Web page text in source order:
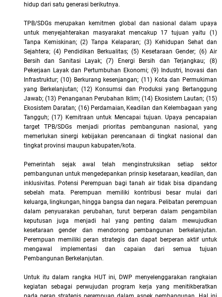
hidup dari satu generasi berikutnya.
TPB/SDGs merupakan kemitmen global dan nasional dalam upaya
untuk menyejahterakan masyarakat mencakup 17 tujuan yaitu (1)
Tanpa Kemiskinan; (2) Tanpa Kelaparan; (3) Kehidupan Sehat dan
Sejahtera; (4) Pendidikan Berkualitas; (5) Kesetaraan Gender; (6) Air
Bersih dan Sanitasi Layak; (7) Energi Bersih dan Terjangkau; (8)
Pekerjaan Layak dan Pertumbuhan Ekonomi; (9) Industri, Inovasi dan
Infrastruktur; (10) Berkurang kesenjangan; (11) Kota dan Permukiman
yang Berkelanjutan; (12) Konsumsi dan Produksi yang Bertanggung
Jawab; (13) Penanganan Perubahan Iklim; (14) Ekosistem Lautan; (15)
Ekosistem Daratan; (16) Perdamaian, Keadilan dan Kelembagaan yang
Tangguh; (17) Kemitraan untuk Mencapai tujuan. Upaya pencapaian
target TPB/SDGs menjadi prioritas pembangunan nasional, yang
memerlukan sinergi kebijakan perencanaan di tingkat nasional dan
tingkat provinsi maupun kabupaten/kota.
Pemerintah sejak awal telah menginstruksikan setiap sektor
pembangunan untuk mengedepankan prinsip kesetaraan, keadilan, dan
inklusivitas. Potensi Perempuan bagi tanah air tidak bisa dipandang
sebelah mata. Perempuan memiliki kontribusi besar mulai dari
keluarga, lingkungan, hingga bangsa dan negara. Pelibatan perempuan
dalam penyuarakan perubahan, turut berperan dalam pengambilan
keputusan juga menjadi hal yang penting dalam mewujudkan
kesetaraan gender dan mendorong pembangunan berkelanjutan.
Perempuan memiliki peran strategis dan dapat berperan aktif untuk
mengawal implementasi dan capaian dari semua tujuan
Pembangunan Berkelanjutan.
Untuk itu dalam rangka HUT ini, DWP menyelenggarakan rangkaian
kegiatan sebagai perwujudan program kerja yang menitikberatkan